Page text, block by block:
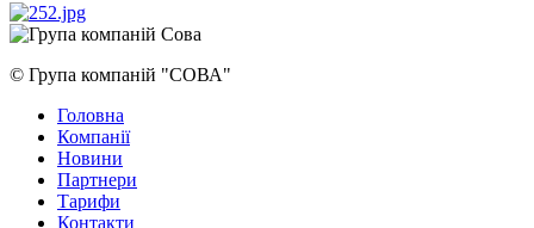
© Група компаній "СОВА"
Головна
Компанії
Новини
Партнери
Тарифи
Контакти